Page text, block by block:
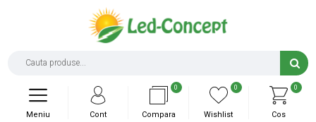
0
Cos
0
Wishlist
0
Compara
Cont
Meniu